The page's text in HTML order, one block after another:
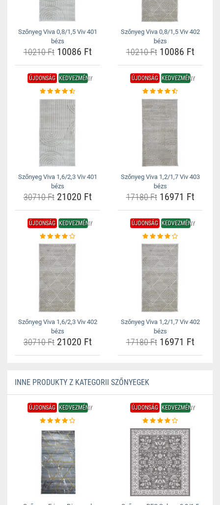
Szőnyeg Viva 0,8/1,5 Viv 401
bézs
10210 Ft10086 Ft
Szőnyeg Viva 0,8/1,5 Viv 402
bézs
10210 Ft10086 Ft
ÚJDONSÁG KEDVEZMÉNY
Szőnyeg Viva 1,6/2,3 Viv 401
bézs
30710 Ft21020 Ft
ÚJDONSÁG KEDVEZMÉNY
Szőnyeg Viva 1,2/1,7 Viv 403
bézs
17180 Ft16971 Ft
ÚJDONSÁG KEDVEZMÉNY
Szőnyeg Viva 1,6/2,3 Viv 402
bézs
30710 Ft21020 Ft
ÚJDONSÁG KEDVEZMÉNY
Szőnyeg Viva 1,2/1,7 Viv 402
bézs
17180 Ft16971 Ft
INNE PRODUKTY Z KATEGORII SZŐNYEGEK
ÚJDONSÁG KEDVEZMÉNY ÚJDONSÁG KEDVEZMÉNY